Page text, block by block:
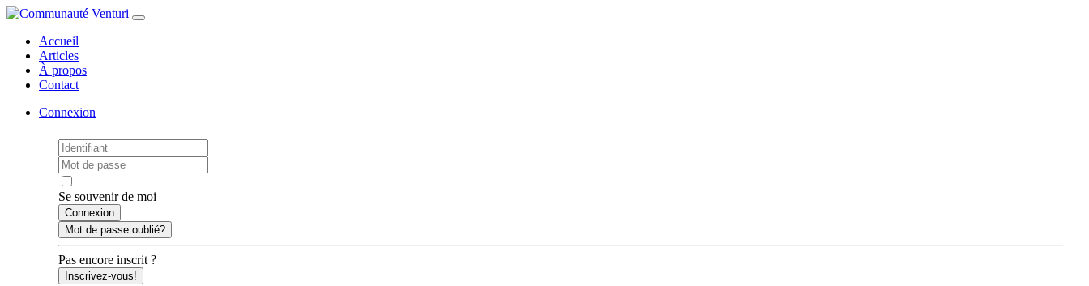
Accueil
Articles
À propos
Contact
Connexion
Se souvenir de moi
Mot de passe oublié?
Pas encore inscrit ?
Inscrivez-vous!